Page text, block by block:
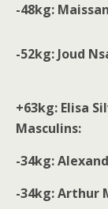
-48kg:
-52kg: Joud
+63kg: Elisa
Masculins:
-34kg:
-34kg: Arthur